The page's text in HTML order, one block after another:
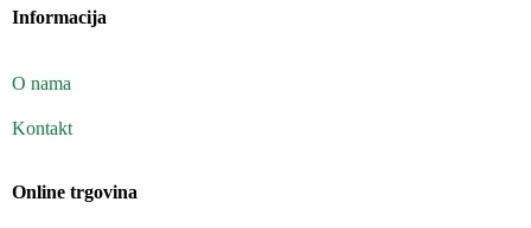
Informacija
O nama
Kontakt
Online trgovina